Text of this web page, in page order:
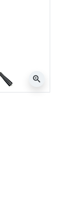
zoom_in